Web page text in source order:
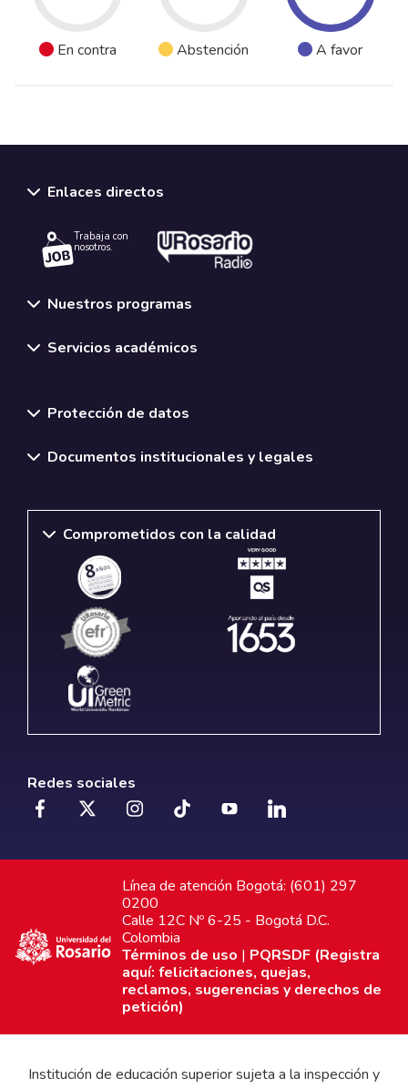
En contra Abstención A favor
Enlaces directos
Trabaja con
nosotros.
Nuestros programas
Servicios académicos
Protección de datos
Documentos institucionales y legales
Comprometidos con la calidad
Redes sociales
Línea de atención Bogotá: (601) 297
0200
Calle 12C Nº 6-25 - Bogotá D.C.
Colombia
Términos de uso | PQRSDF (Registra
aquí: felicitaciones, quejas,
reclamos, sugerencias y derechos de
petición)
Institución de educación superior sujeta a la inspección y